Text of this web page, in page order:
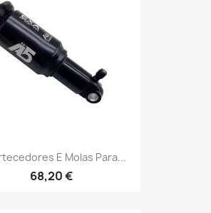
E Molas Para...
68,20 €